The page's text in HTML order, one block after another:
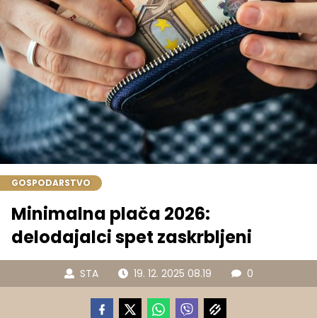
GOSPODARSTVO
Minimalna plača 2026:
delodajalci spet zaskrbljeni
STA 19. 12. 2025 08.19 0